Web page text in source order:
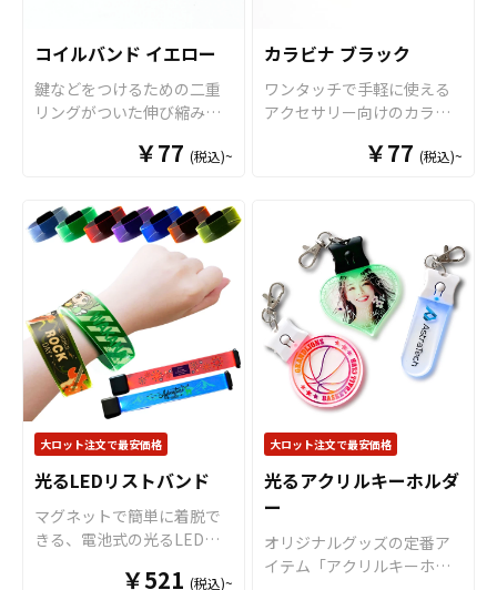
者のかた問わずお気軽にご
相談ください。
デザインでの制作がオスス
メです。 メガネ紐は全9色の
カラーラインナップがござ
いますので、デザインや用
い。また、飾り紐の追加や
更、カラーアクリルなどの
オプション仕様にも対応可
能です。 推しのアーティス
トやキャラクターのライブ
やイベントのチケット当選
を願う「良席祈願」、スポ
ーツ選手やチームの勝利を
願う「必勝祈願」など、
様々なシーンで活躍するア
イテムです。 販売に必要な
資材も取り揃えております
を入稿していただくだけで
オリジナル商品として販売
していただくことができま
らの制作も承っております
コイルバンド イエロー
鍵などをつけるための二重
リングがついた伸び縮みす
ンドです。 防水・軽量で柔
ても簡単に切れたりしない
ので様々なシーンでご利用
いただけます。 レトロな雰
囲気でバッグやポーチのア
クセントとしても最適で
す。
￥77 (税込)~
カラビナ ブラック
ワンタッチで手軽に使える
アクセサリー向けのカラビ
トや付属品としても使いや
のが特徴です。 小ロットで
の対応も可能ですのでご不
明点がありましたらお気軽
にご相談ください。
￥77 (税込)~
大ロット注文で最安価格
光るLEDリストバンド
マグネットで簡単に着脱で
きる、電池式の光るLEDリ
用意しておりますので、カ
￥521 (税込)~
大ロット注文で最安価格
光るアクリルキーホルダ
ー
オリジナルグッズの定番ア
イテム「アクリルキーホル